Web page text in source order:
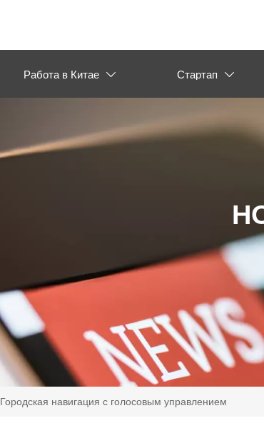
Работа в Китае  Стартап 
Городская навигация с голосовым управлением